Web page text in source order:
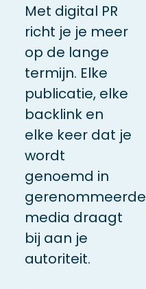
Met digital PR
richt je je meer
op de lange
termijn. Elke
publicatie, elke
backlink en
elke keer dat je
wordt
genoemd in
gerenommeerde
media draagt
bij aan je
autoriteit.